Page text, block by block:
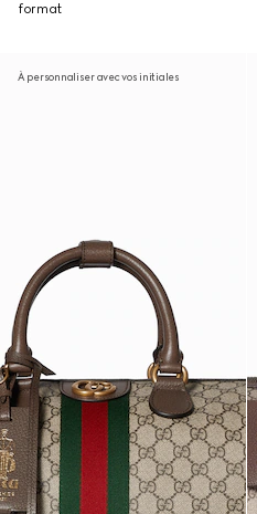
format
À personnaliser avec vos initiales